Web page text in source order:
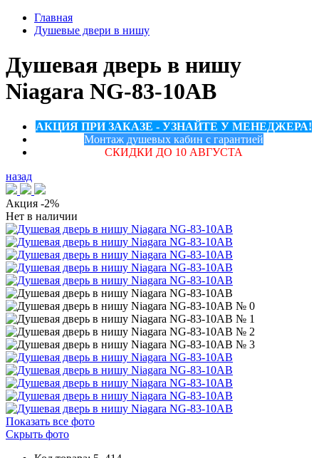
Главная
Душевые двери в нишу
Душевая дверь в нишу
Niagara NG-83-10AB
АКЦИЯ ПРИ ЗАКАЗЕ - УЗНАЙТЕ У МЕНЕДЖЕРА!
Монтаж душевых кабин с гарантией
СКИДКИ ДО 10 АВГУСТА
назад
Акция -2%
Нет в наличии
Показать все фото
Скрыть фото